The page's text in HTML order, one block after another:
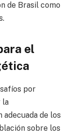
de Brasil como
el
por
la
de los
sobre los